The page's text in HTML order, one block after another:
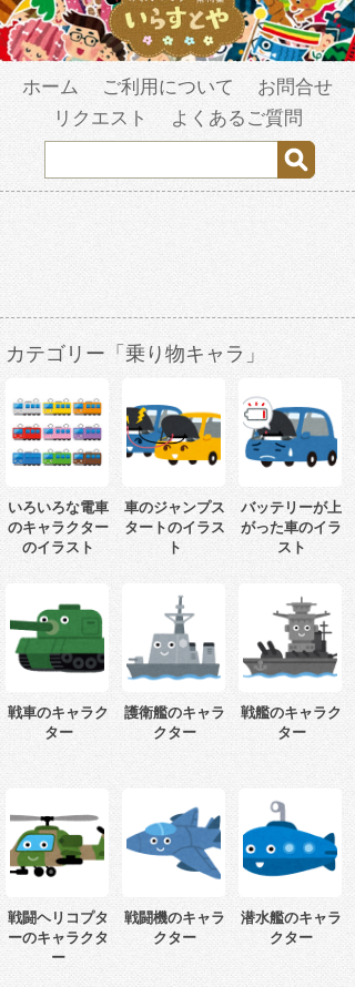
ホーム ご利用について
お問合せ
リクエスト
よくあるご質問
カテゴリー「乗り物キャラ」
いろいろな電車
のキャラクター
のイラスト
車のジャンプス
タートのイラス
ト
バッテリーが上
がった車のイラ
スト
戦車のキャラク
ター
護衛艦のキャラ
クター
戦艦のキャラク
ター
戦闘ヘリコプタ
ーのキャラクタ
ー
戦闘機のキャラ
クター
潜水艦のキャラ
クター